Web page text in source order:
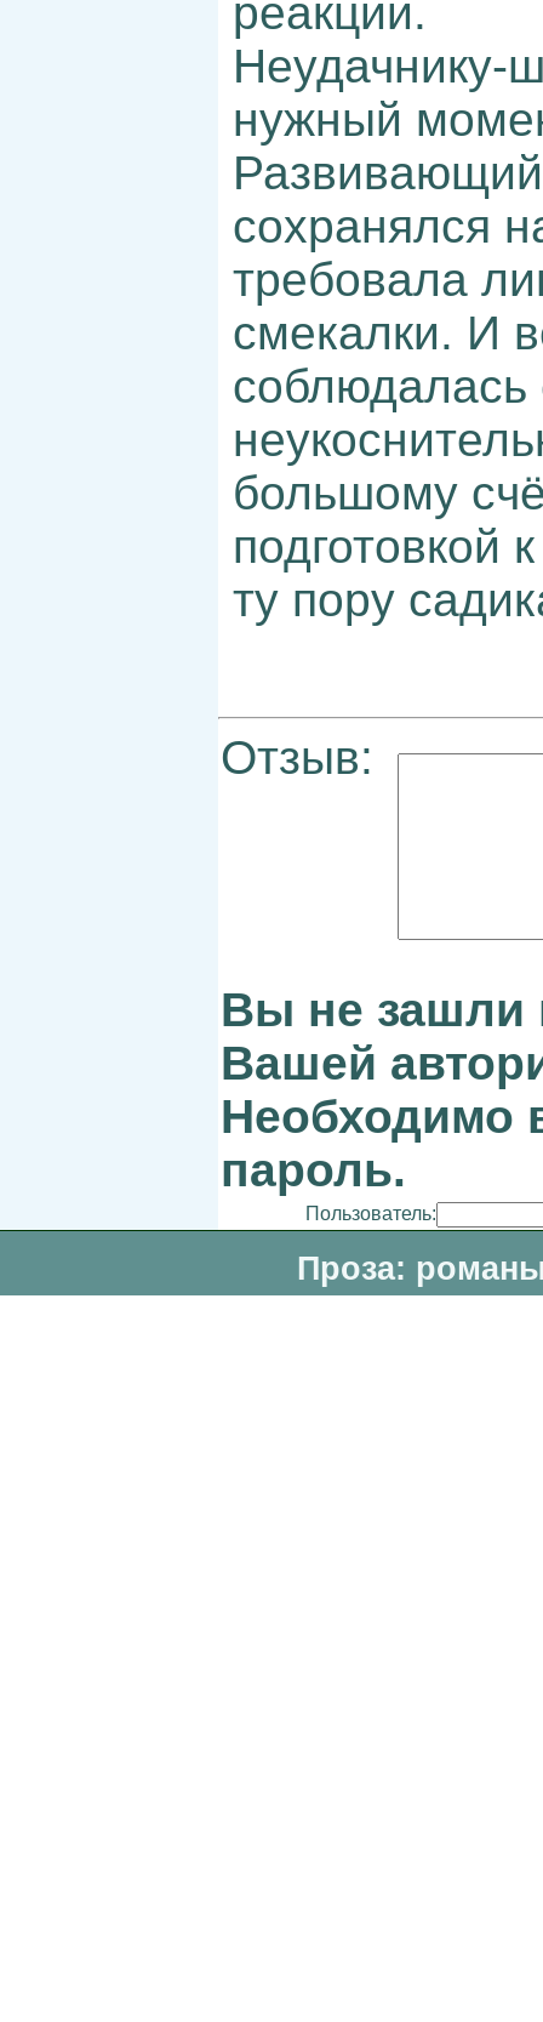
реакции.
Неудачнику-
нужный
сохранялся
требовала
смекалки. И
соблюдалась
большому
подготовкой
ту пору
Отзыв:
Вы не зашли
Вашей
Необходимо
пароль.
Пользователь:
Проза: